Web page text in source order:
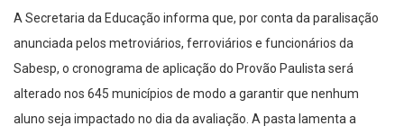
A Secretaria da Educação informa que, por conta da paralisação
anunciada pelos metroviários, ferroviários e funcionários da
Sabesp, o cronograma de aplicação do Provão Paulista será
alterado nos 645 municípios de modo a garantir que nenhum
aluno seja impactado no dia da avaliação. A pasta lamenta a